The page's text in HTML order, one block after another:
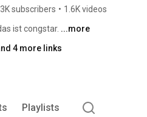
subscribers • 1.6K videos
ist congstar. ...more
4 more links
Playlists